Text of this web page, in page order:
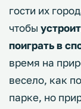
гости их
чтобы
поиграть в
время на
весело, как
парке, но